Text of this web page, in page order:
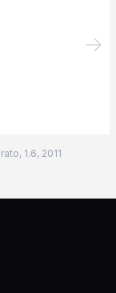
1.6, 2011